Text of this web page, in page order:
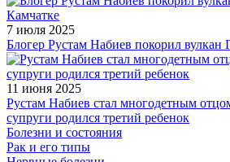
7 июля 2025
Блогер Рустам Набиев покорил вулкан
11 июня 2025
Рустам Набиев стал многодетным
супруги родился третий ребенок
Болезни и состояния
Рак и его типы